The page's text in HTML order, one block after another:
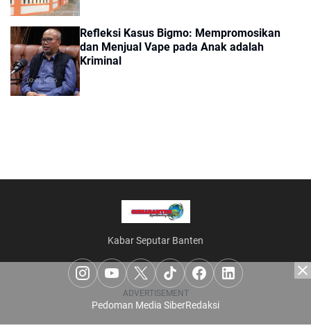
Refleksi Kasus Bigmo: Mempromosikan
dan Menjual Vape pada Anak adalah
Kriminal
ADVERTISEMENT
Kabar Seputar Banten
Pedoman Media SiberRedaksi